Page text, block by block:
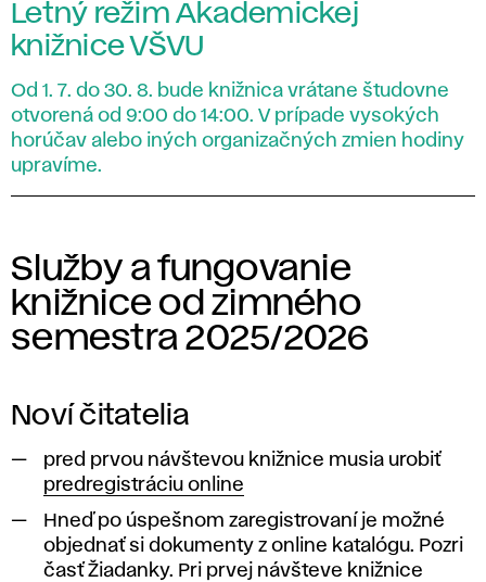
A
k
a
d
m
i
k
á
k
Hlavným
poslaním
Akademickej
knižnice
VŠVU
je
zabezpečenie
pedagogického
procesu
vedeckej
pedagogických
zamestnancov,
poslucháčov
vysokej
Letný režim Akademickej
knižnice VŠVU
Od 1. 7. do 30. 8. bude knižnica vrátane študovne
otvorená od 9:00 do 14:00. V prípade vysokých
horúčav alebo iných organizačných zmien hodiny
upravíme.
Služby a fungovanie
knižnice od zimného
semestra 2025/2026
Noví čitatelia
pred prvou návštevou knižnice musia urobiť
predregistráciu online
Hneď po úspešnom zaregistrovaní je možné
objednať si dokumenty z online katalógu. Pozri
časť Žiadanky. Pri prvej návšteve knižnice